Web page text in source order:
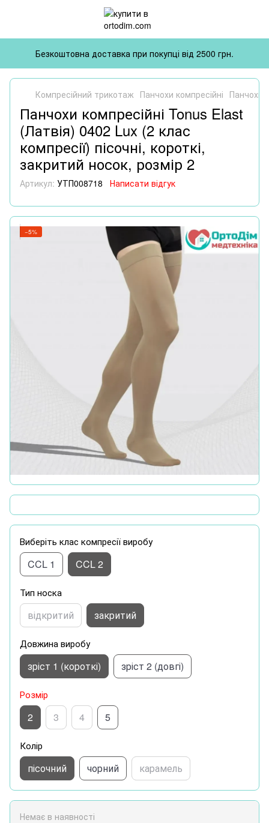
Безкоштовна доставка при покупці від 2500 грн.
Компресійний трикотаж Панчохи компресійні Панчохи
Панчохи компресійні Tonus Elast
(Латвія) 0402 Lux (2 клас
компресії) пісочні, короткі,
закритий носок, розмір 2
Артикул: УТП008718 Написати відгук
−5%
Виберіть клас компресії виробу
CCL 1 CCL 2
Тип носка
відкритий закритий
Довжина виробу
зріст 1 (короткі) зріст 2 (довгі)
Розмір
2 3 4 5
Колір
пісочний чорний карамель
Немає в наявності